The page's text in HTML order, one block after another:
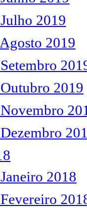
2019
2019
2019
2018